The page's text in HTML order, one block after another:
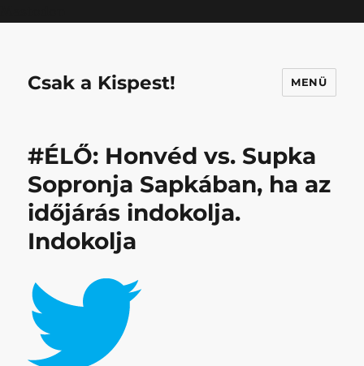
Csak a Kispest! MENÜ
#ÉLŐ: Honvéd vs. Supka
Sopronja Sapkában, ha az
időjárás indokolja.
Indokolja